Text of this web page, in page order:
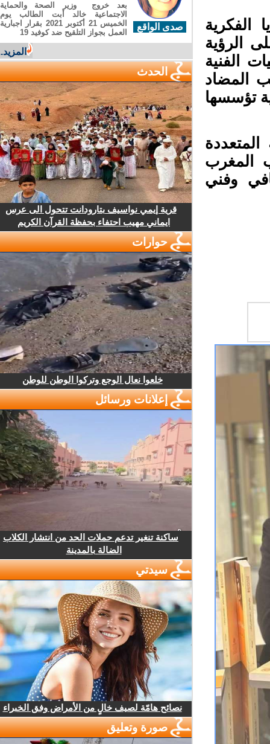
الرؤية
الفنية
المضاد
تؤسسها
المغرب
وفني
صدى الواقع
بعد خروج وزير الصحة والحماية
الاجتماعية خالد أبت الطالب يوم
الخميس 21 أكتوبر 2021 بقرار اجبارية
العمل بجواز التلقيح ضد كوفيد 19
المزيد...
الحدث
قرية إيمي نواسيف بتارودانت تتحول الى عرس
ايماني مهيب احتفاء بحفظة القرآن الكريم
حوارات
خلعوا نعال الوجع وتركوا الوطن للوطن
إعلانات ورسائل
ساكنة تنغير تدعم حملات الحد من انتشار الكلاب
الضالة بالمدينة
سيدتي
نصائح هامّة لصيف خالٍ من الأمراض وفق الخبراء
صورة وتعليق